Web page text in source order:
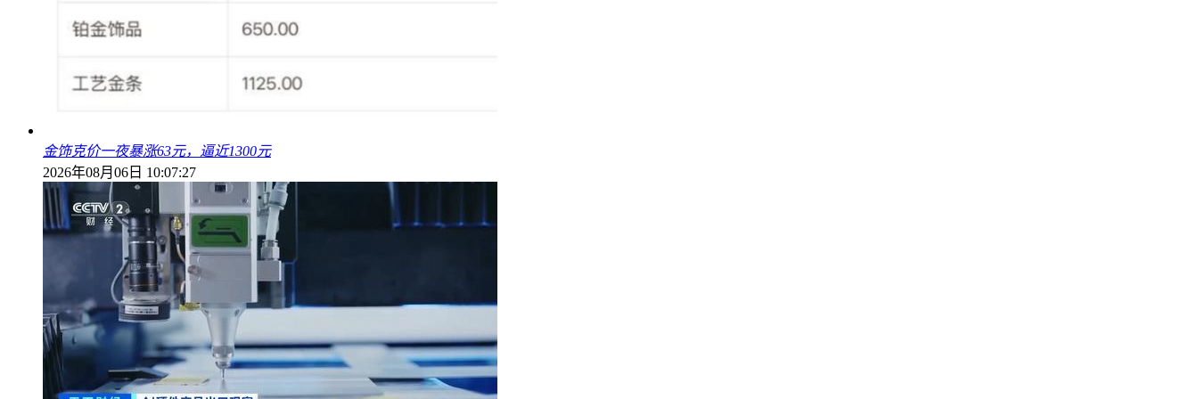
金饰克价一夜暴涨63元，逼近1300元
2026年08月06日 10:07:27